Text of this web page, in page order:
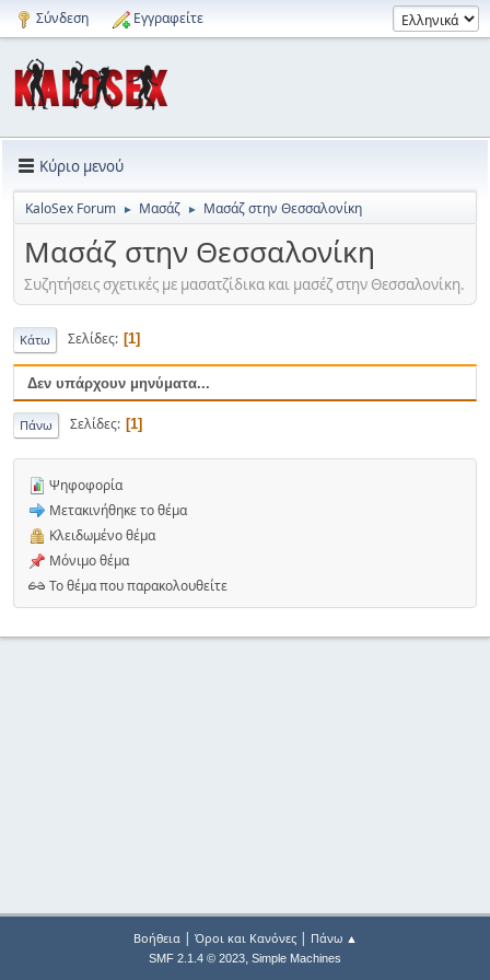
Σύνδεση Εγγραφείτε
Κύριο μενού
KaloSex Forum ► Μασάζ ► Μασάζ στην Θεσσαλονίκη
Μασάζ στην Θεσσαλονίκη
Συζητήσεις σχετικές με μασατζίδικα και μασέζ στην Θεσσαλονίκη.
Κάτω Σελίδες 1
Δεν υπάρχουν μηνύματα...
Πάνω Σελίδες 1
Ψηφοφορία
Μετακινήθηκε το θέμα
Κλειδωμένο θέμα
Μόνιμο θέμα
Το θέμα που παρακολουθείτε
Βοήθεια| Όροι και Κανόνες| Πάνω ▲
SMF 2.1.4 © 2023, Simple Machines